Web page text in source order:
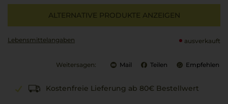
ALTERNATIVE PRODUKTE ANZEIGEN
Lebensmittel­angaben ausverkauft
Weitersagen: Mail Teilen Empfehlen
Kostenfreie Lieferung ab 80€ Bestellwert